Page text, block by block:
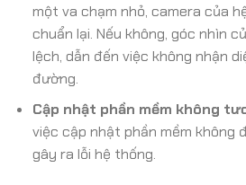
một va chạm nhỏ, camera của
chuẩn lại. Nếu không, góc nhìn
lệch, dẫn đến việc không nhận
đường.
Cập nhật phần mềm không
việc cập nhật phần mềm không
gây ra lỗi hệ thống.